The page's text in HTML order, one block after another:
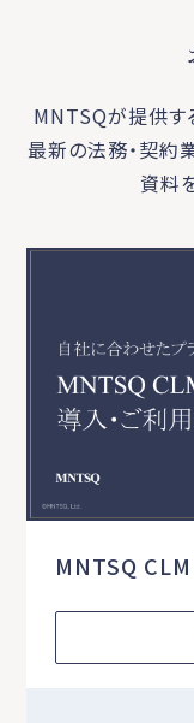
MNTSQが提供す
最新の法務・契約
資料
MNTSQ CLM